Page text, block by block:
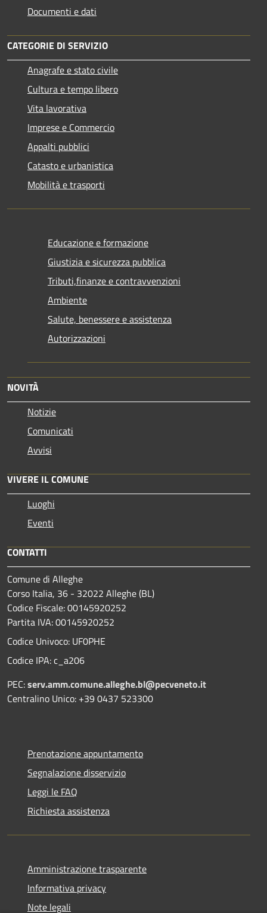
Documenti e dati
CATEGORIE DI SERVIZIO
Anagrafe e stato civile
Cultura e tempo libero
Vita lavorativa
Imprese e Commercio
Appalti pubblici
Catasto e urbanistica
Mobilità e trasporti
Educazione e formazione
Giustizia e sicurezza pubblica
Tributi,finanze e contravvenzioni
Ambiente
Salute, benessere e assistenza
Autorizzazioni
NOVITÀ
Notizie
Comunicati
Avvisi
VIVERE IL COMUNE
Luoghi
Eventi
CONTATTI
Comune di Alleghe
Corso Italia, 36 - 32022 Alleghe (BL)
Codice Fiscale: 00145920252
Partita IVA: 00145920252
Codice Univoco: UF0PHE
Codice IPA: c_a206
PEC:serv.amm.comune.alleghe.bl@pecveneto.it
Centralino Unico: +39 0437 523300
Prenotazione appuntamento
Segnalazione disservizio
Leggi le FAQ
Richiesta assistenza
Amministrazione trasparente
Informativa privacy
Note legali